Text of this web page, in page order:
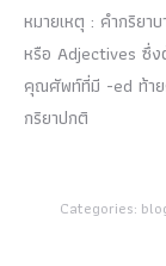
หมายเหตุ : คำกริย
หรือ Adjectives ซึ่ง
คุณศัพท์ที่มี -ed ท้าย
กริยาปกติ
Categories: